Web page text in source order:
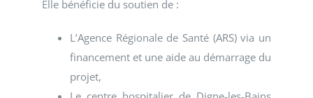
Elle bénéficie du soutien de :
L’Agence Régionale de Santé (ARS) via un
financement et une aide au démarrage du
projet,